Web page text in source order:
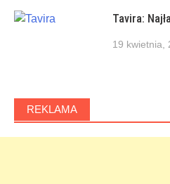
Tavira:
19 kwietnia,
REKLAMA